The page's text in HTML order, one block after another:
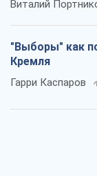
Виталий
"Выборы" как
Кремля
Гарри Каспаров